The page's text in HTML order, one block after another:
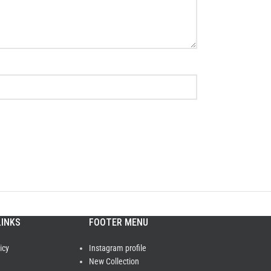
FOOTER MENU
Instagram profile
New Collection